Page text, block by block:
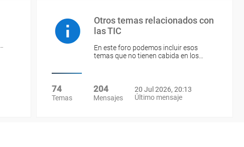
Otros temas relacionados con
las TIC
En este foro podemos incluir esos
temas que no tienen cabida en los…
74
Temas
204
Mensajes
20 Jul 2026, 20:13
Último mensaje